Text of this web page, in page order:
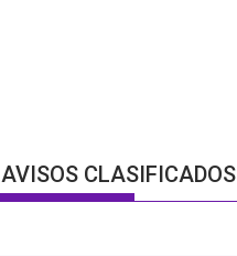
AVISOS CLASIFICADOS